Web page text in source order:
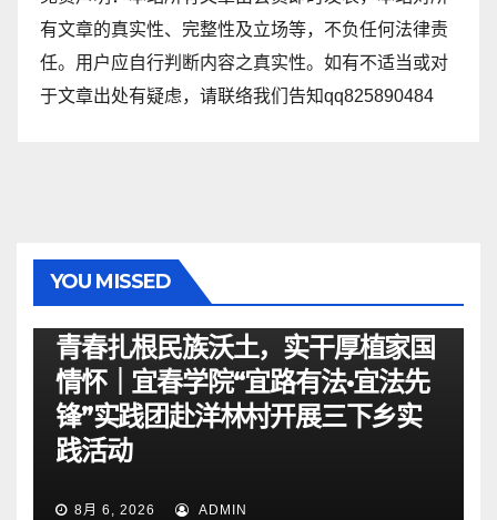
有文章的真实性、完整性及立场等，不负任何法律责
任。用户应自行判断内容之真实性。如有不适当或对
于文章出处有疑虑，请联络我们告知qq825890484
YOU MISSED
青春扎根民族沃土，实干厚植家国
情怀｜宜春学院“宜路有法•宜法先
锋”实践团赴洋林村开展三下乡实
践活动
8月 6, 2026 ADMIN